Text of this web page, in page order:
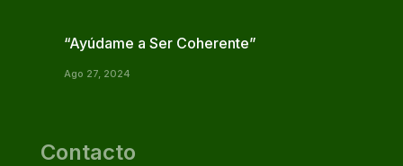
“Ayúdame a Ser Coherente”
Ago 27, 2024
Contacto